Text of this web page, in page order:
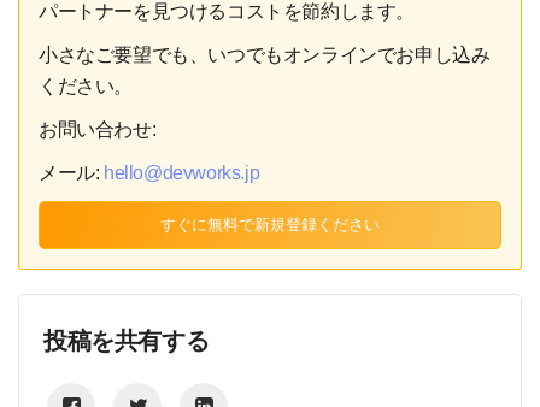
パートナーを見つけるコストを節約します。
小さなご要望でも、いつでもオンラインでお申し込み
ください。
お問い合わせ:
メール: hello@devworks.jp
すぐに無料で新規登録ください
投稿を共有する